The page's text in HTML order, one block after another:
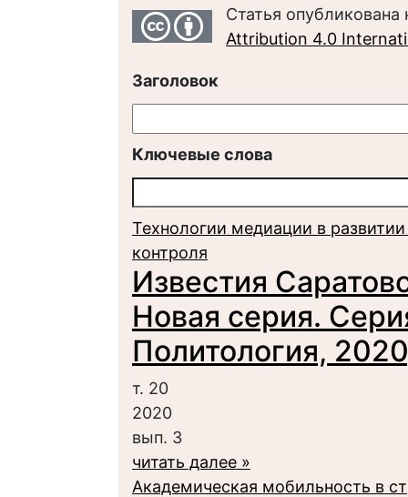
Статья
Attribution 4.0
Заголовок
Ключевые слова
Технологии медиации в
контроля
Известия
Новая серия.
Политология,
т. 20
2020
вып. 3
читать далее »
Академическая мобильность в